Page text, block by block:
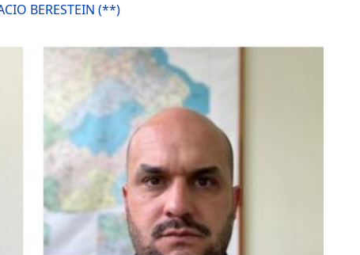
BERESTEIN (**)